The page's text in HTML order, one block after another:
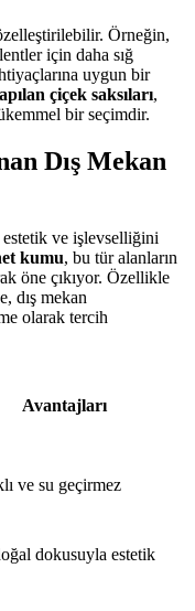
Örneğin,
için daha sığ
uygun bir
çiçek saksıları,
bir seçimdir.
Dış Mekan
estetik ve işlevselliğini
kumu, bu tür alanların
öne çıkıyor. Özellikle
dış mekan
olarak tercih
Avantajları
ve su geçirmez
dokusuyla estetik